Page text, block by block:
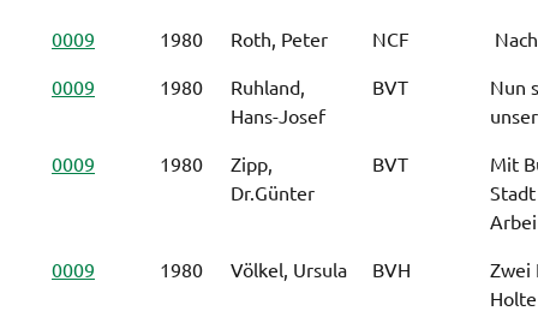
0009
1980 Roth, Peter NCF

0009
1980
Ruhland,
Hans-Josef
BVT
Nun
0009
1980
Zipp,
Dr.Günter
BVT
Mit
0009
1980 Völkel, Ursula BVH
Zwei